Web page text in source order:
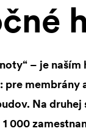
– je
membrány
Na
000